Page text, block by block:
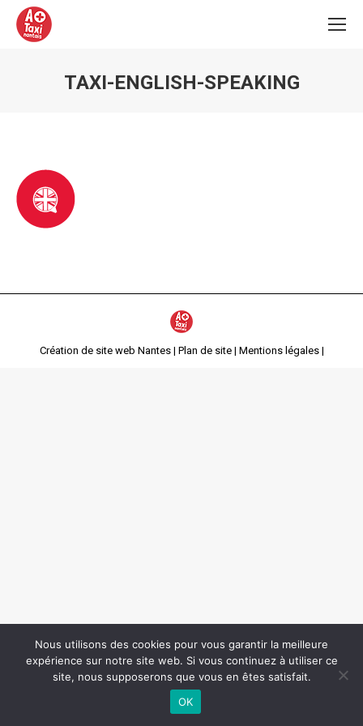
TAXI-ENGLISH-SPEAKING
Création de site web Nantes| Plan de site| Mentions légales|
Nous utilisons des cookies pour vous garantir la meilleure
expérience sur notre site web. Si vous continuez à utiliser ce
site, nous supposerons que vous en êtes satisfait.
OK